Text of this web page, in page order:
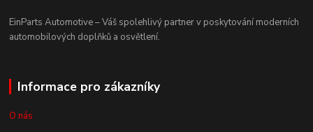
EinParts Automotive – Váš spolehlivý partner v poskytování moderních
automobilových doplňků a osvětlení.
Informace pro zákazníky
O nás